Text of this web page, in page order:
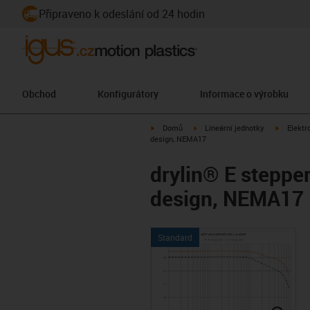
Připraveno k odeslání od 24 hodin
Obchod Konfigurátory Informace o výrobku
igus-icon-arrow-right
Domů igus-icon-arrow-right
Lineární jednotky igus-
design, NEMA17
drylin® E
design, NEMA17
Standard